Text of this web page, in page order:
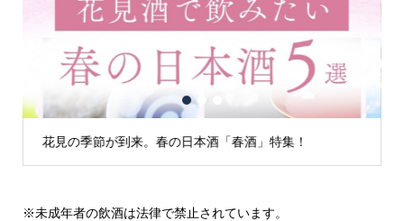
花見の季節が到来。春の日本酒「春酒」特集！
1 2
※未成年者の飲酒は法律で禁止されています。